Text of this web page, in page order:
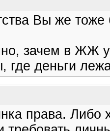
Вы же
зачем в ЖЖ
где деньги
права. Либо